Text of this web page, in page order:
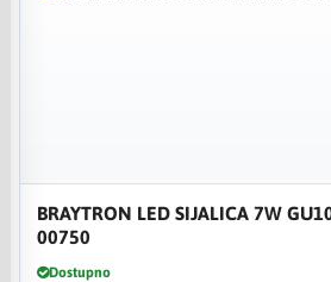
BRAYTRON LED SIJALICA 7W
00750
Dostupno